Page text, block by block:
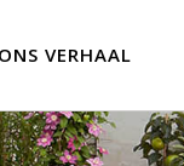
ONS VERHAAL